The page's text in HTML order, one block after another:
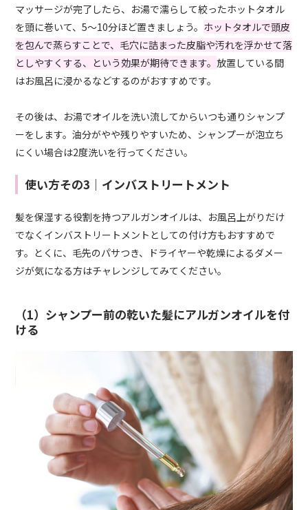
マッサージが完了したら、お湯で濡らして絞ったホットタオル
を頭に巻いて、5～10分ほど置きましょう。 ホットタオルで頭皮
を包んで蒸らすことで、毛穴に詰まった皮脂や汚れを浮かせて落
としやすくする、という効果が期待できます。放置している間
はお風呂に浸かるなどするのがおすすめです。
その後は、お湯でオイルを洗い流してからいつも通りシャンプ
ーをします。油分がやや残りやすいため、シャンプーが泡立ち
にくい場合は2度洗いを行ってください。
使い方その3｜インバストリートメント
髪を保湿する役割を持つアルガンオイルは、お風呂上がりだけ
でなくインバストリートメントとしての付け方もおすすめで
す。とくに、毛先のパサつき、ドライヤーや乾燥によるダメー
ジが気になる方はチャレンジしてみてください。
（1）シャンプー前の乾いた髪にアルガンオイルを付
ける